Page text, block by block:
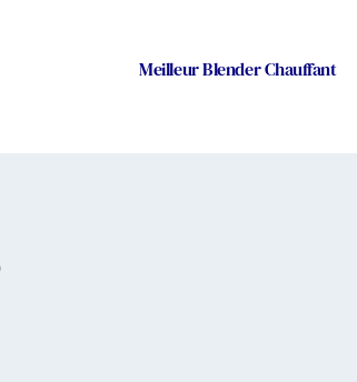
Meilleur Blender Chauffant